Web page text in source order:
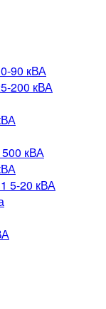
90 кВА
200 кВА
кВА
5-20 кВА